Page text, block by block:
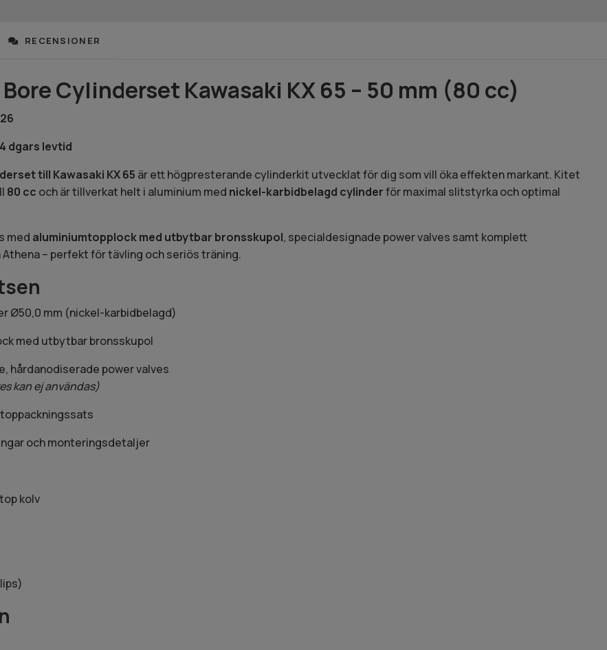
RECENSIONER
Cylinderset Kawasaki KX 65 – 50 mm (80 cc)
dgars levtid
till Kawasaki KX 65 är ett högpresterande cylinderkit utvecklat för dig som vill öka effekten markant. Kitet
80 cc och är tillverkat helt i aluminium med nickel-karbidbelagd cylinderför maximal slitstyrka och optimal
med aluminiumtopplock med utbytbar bronsskupol, specialdesignade power valves samt komplett
– perfekt för tävling och seriös träning.
Ø50,0 mm (nickel-karbidbelagd)
med utbytbar bronsskupol
hårdanodiserade power valves
kan ej användas)
och monteringsdetaljer
kolv